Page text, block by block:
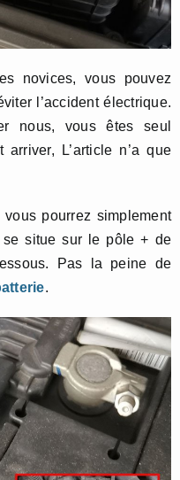
novices, vous pouvez
l’accident électrique.
nous, vous êtes seul
L’article n’a que
pourrez simplement
situe sur le pôle + de
Pas la peine de
.